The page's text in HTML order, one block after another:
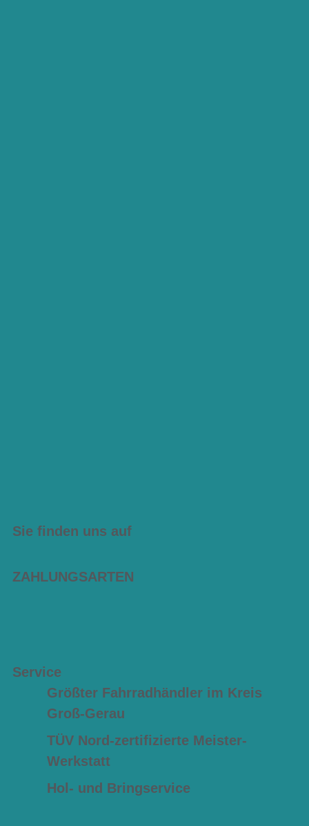
Sie finden uns auf
ZAHLUNGSARTEN
Service
Größter Fahrradhändler im Kreis
Groß-Gerau
TÜV Nord-zertifizierte Meister-
Werkstatt
Hol- und Bringservice